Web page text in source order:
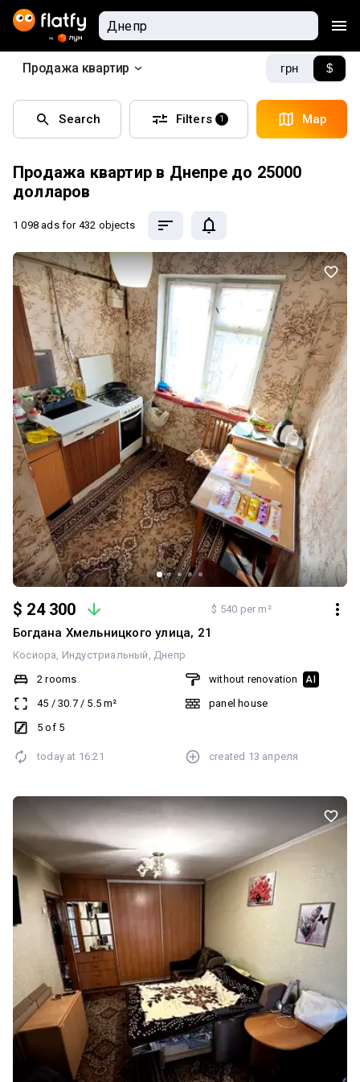
Продажа квартир грн $
Search Filters 1 Map
Продажа квартир в Днепре до 25000
долларов
1 098 ads for 432 objects
$ 24 300 $ 540 per m²
Богдана Хмельницкого улица, 21
Косиора Индустриальный Днепр
2 rooms
45 / 30.7/ 5.5m²
5 of 5
without renovation AI
panel house
today at 16:21 created 13 апреля